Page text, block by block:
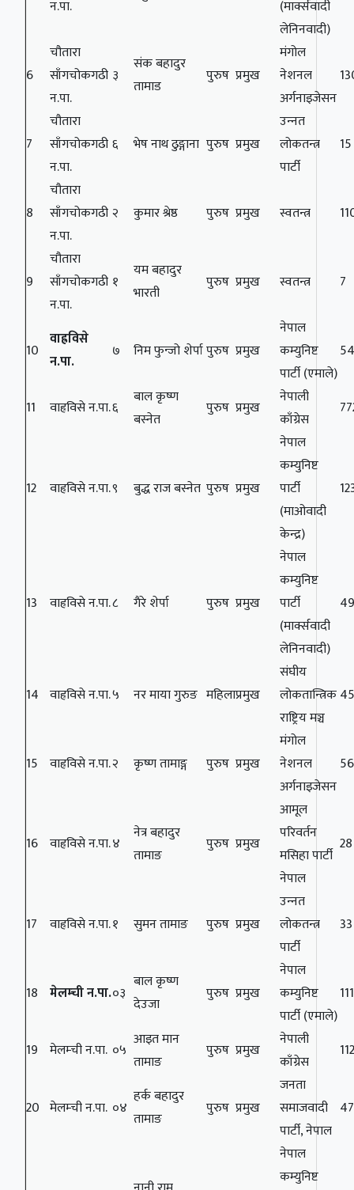
न.पा.
(मार्क्सवादी
लेनिनवादी)
6
चौतारा
साँगचोकगढी
न.पा.
३
संक बहादुर
तामाड
पुरुष प्रमुख
मंगोल
नेशनल
अर्गनाइजेसन
7
चौतारा
साँगचोकगढी
न.पा.
६ भेष नाथ ढुङ्गाना पुरुष प्रमुख
उन्‍नत
लोकतन्त्र
पार्टी
15
8
चौतारा
साँगचोकगढी
न.पा.
२ कुमार श्रेष्ठ पुरुष प्रमुख स्वतन्त्र
9
चौतारा
साँगचोकगढी
न.पा.
१
यम बहादुर
भारती
पुरुष प्रमुख स्वतन्त्र 7
10
वाह्रविसे
न.पा.
७ निम फुन्जो शेर्पापुरुष प्रमुख
नेपाल
कम्युनिष्ट
पार्टी (एमाले)
11 वाह्रविसे न.पा.६
बाल कृष्ण
बस्नेत
पुरुष प्रमुख
नेपाली
काँग्रेस
12 वाह्रविसे न.पा.९ बुद्ध राज बस्नेत पुरुष प्रमुख
नेपाल
कम्युनिष्ट
पार्टी
(माओवादी
केन्द्र)
13 वाह्रविसे न.पा.८ गैरे शेर्पा पुरुष प्रमुख
नेपाल
कम्युनिष्ट
पार्टी
(मार्क्सवादी
लेनिनवादी)
14 वाह्रविसे न.पा.५ नर माया गुरुङ महिलाप्रमुख
संघीय
लोकतान्त्रिक
राष्ट्रिय मञ्च
15 वाह्रविसे न.पा.२ कृष्ण तामाङ्ग पुरुष प्रमुख
मंगोल
नेशनल
अर्गनाइजेसन
56
16 वाह्रविसे न.पा.४
नेत्र बहादुर
तामाङ
पुरुष प्रमुख
आमूल
परिवर्तन
मसिहा पार्टी
नेपाल
28
17 वाह्रविसे न.पा.१ सुमन तामाङ पुरुष प्रमुख
उन्‍नत
लोकतन्त्र
पार्टी
33
18 मेलम्ची न.पा.०३
बाल कृष्ण
देउजा
पुरुष प्रमुख
नेपाल
कम्युनिष्ट
पार्टी (एमाले)
19 मेलम्ची न.पा. ०५
आइत मान
तामाङ
पुरुष प्रमुख
नेपाली
काँग्रेस
20 मेलम्ची न.पा. ०४
हर्क बहादुर
तामाङ
पुरुष प्रमुख
जनता
समाजवादी
पार्टी, नेपाल
47
नेपाल
कम्युनिष्ट